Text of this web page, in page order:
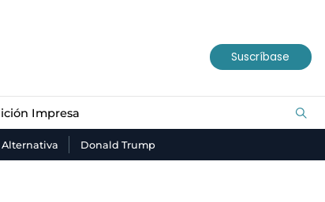
Suscríbase
Impresa
Donald Trump